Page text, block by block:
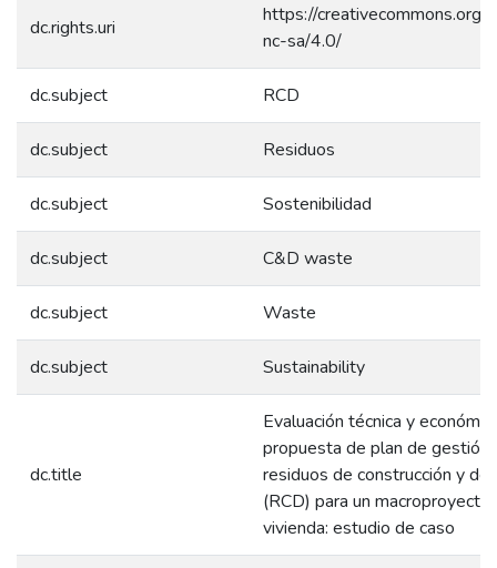
dc.rights.uri
https://creativecommons.org/
nc-sa/4.0/
dc.subject RCD
dc.subject Residuos
dc.subject Sostenibilidad
dc.subject C&D waste
dc.subject Waste
dc.subject Sustainability
dc.title
Evaluación técnica y
propuesta de plan de gestión
residuos de construcción y
(RCD) para un macroproyecto
vivienda: estudio de caso